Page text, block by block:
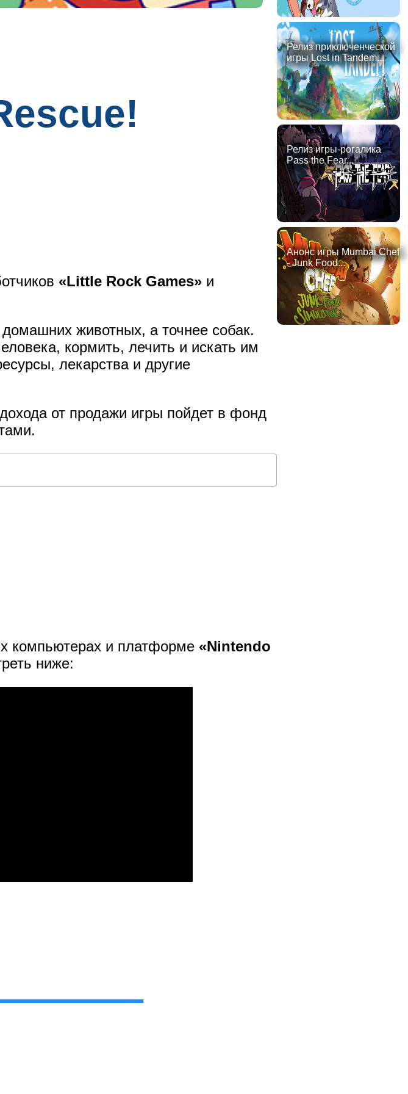
«Little Rock Games» и
животных, а точнее собак.
кормить, лечить и искать им
лекарства и другие
от продажи игры пойдет в фонд
компьютерах и платформе «Nintendo
ниже:
Релиз приключенческой
игры Lost in Tandem...
Релиз игры-рогалика
Pass the Fear...
Анонс игры Mumbai Chef
- Junk Food...